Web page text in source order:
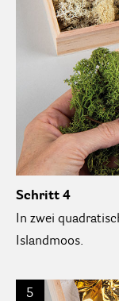
Schritt 4
In zwei
Islandmoos.
5